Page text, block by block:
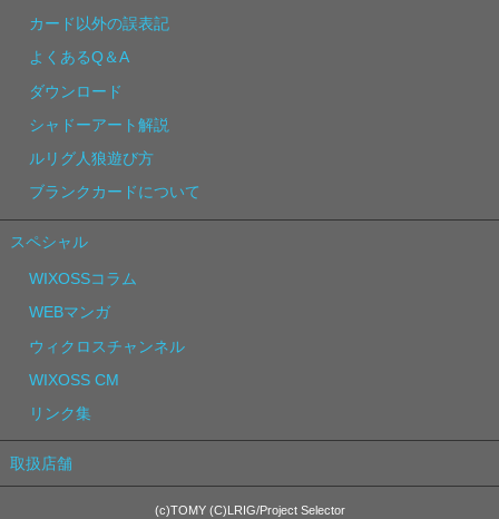
カード以外の誤表記
よくあるQ＆A
ダウンロード
シャドーアート解説
ルリグ人狼遊び方
ブランクカードについて
スペシャル
WIXOSSコラム
WEBマンガ
ウィクロスチャンネル
WIXOSS CM
リンク集
取扱店舗
(c)TOMY (C)LRIG/Project Selector